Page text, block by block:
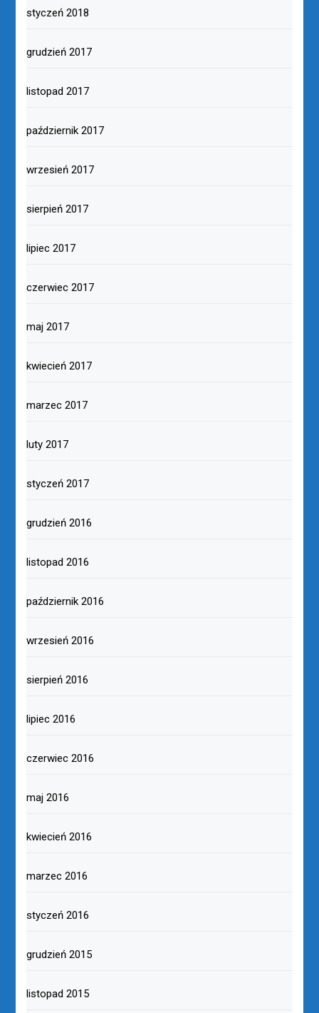
styczeń 2018
grudzień 2017
listopad 2017
październik 2017
wrzesień 2017
sierpień 2017
lipiec 2017
czerwiec 2017
maj 2017
kwiecień 2017
marzec 2017
luty 2017
styczeń 2017
grudzień 2016
listopad 2016
październik 2016
wrzesień 2016
sierpień 2016
lipiec 2016
czerwiec 2016
maj 2016
kwiecień 2016
marzec 2016
styczeń 2016
grudzień 2015
listopad 2015